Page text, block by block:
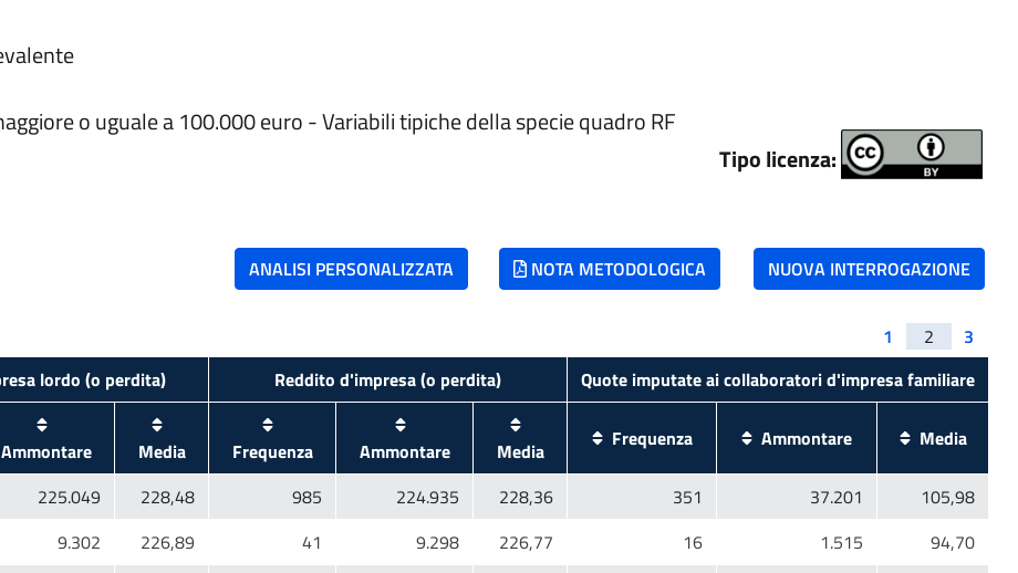
o uguale a 100.000 euro - Variabili tipiche della specie quadro RF
Tipo licenza:
NOTA METODOLOGICA
NUOVA INTERROGAZIONE
1 2 3